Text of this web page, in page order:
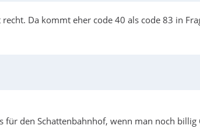
Da kommt eher code 40 als code 83 in
für den Schattenbahnhof, wenn man noch billig